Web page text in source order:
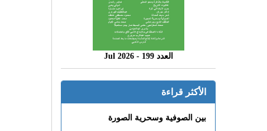
العدد 199 - 2026 Jul
الأكثر قراءة
بين الصوفية وسحرية الصورة